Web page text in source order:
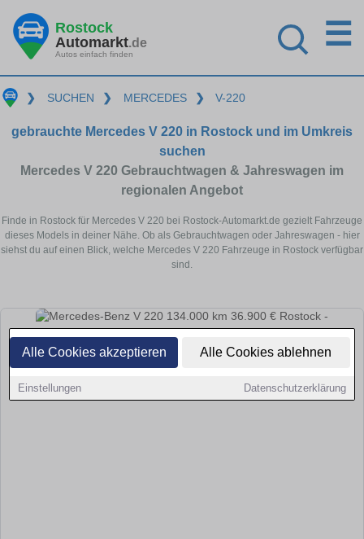
Alle Cookies akzeptieren Alle Cookies ablehnen
Einstellungen Datenschutzerklärung
Rostock
Automarkt.de
Autos einfach finden
☰
❯ SUCHEN ❯ MERCEDES ❯ V-220
gebrauchte Mercedes V 220 in Rostock und im Umkreis
suchen
Mercedes V 220 Gebrauchtwagen & Jahreswagen im
regionalen Angebot
Finde in Rostock für Mercedes V 220 bei Rostock-Automarkt.de gezielt Fahrzeuge
dieses Models in deiner Nähe. Ob als Gebrauchtwagen oder Jahreswagen - hier
siehst du auf einen Blick, welche Mercedes V 220 Fahrzeuge in Rostock verfügbar
sind.